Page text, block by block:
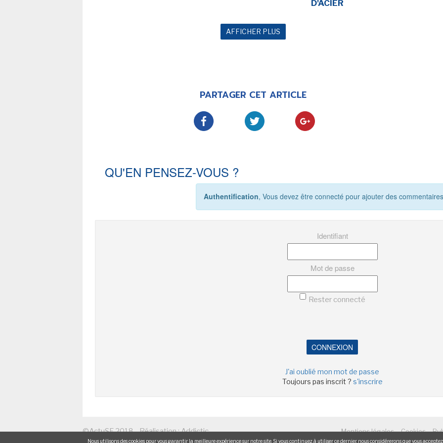
D'ACIER
AFFICHER PLUS
PARTAGER CET ARTICLE
QU'EN PENSEZ-VOUS ?
Authentification, Vous devez être connecté pour ajouter des
Identifiant
Mot de passe
Rester connecté
CONNEXION
J'ai oublié mon mot de passe
Toujours pas inscrit ? s'inscrire
©ActuSF 2018 - Réalisation :Addictic Mentions légales - Cookies -
Nous utilisons des cookies pour vous garantir la meilleure expérience sur notre site. Si vous continuez à utiliser ce dernier, nous considérerons que vous